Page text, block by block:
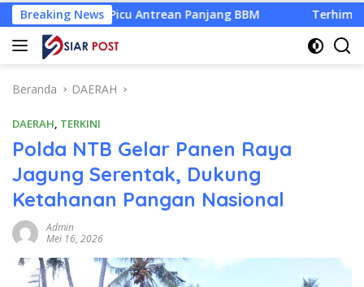
Langsung
ke
konten
Breaking News
Picu Antrean Panjang BBM Terhimpit Biaya,
Beranda DAERAH
DAERAH, TERKINI
Polda NTB Gelar Panen Raya
Jagung Serentak, Dukung
Ketahanan Pangan Nasional
Admin
Mei 16, 2026